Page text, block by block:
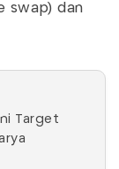
swap) dan
Target